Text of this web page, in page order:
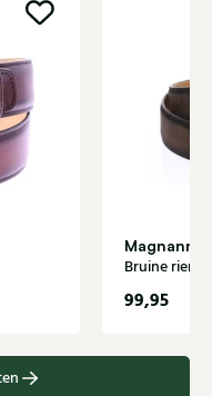
Magnanni
Bruine
99,95